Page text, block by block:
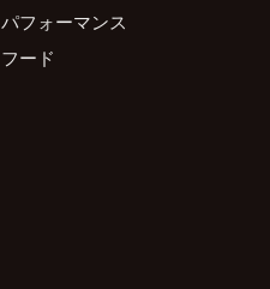
パフォーマンス
フード